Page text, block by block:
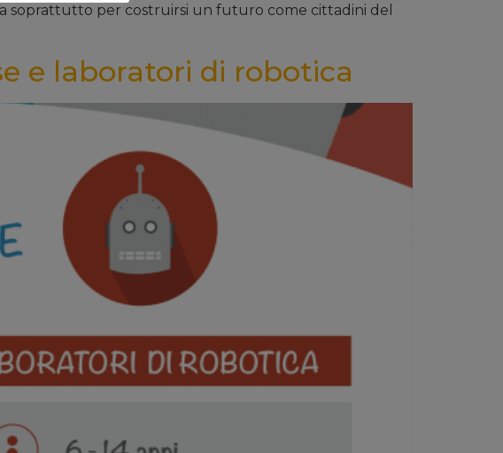
soprattutto per costruirsi un futuro come cittadini del
e laboratori di robotica